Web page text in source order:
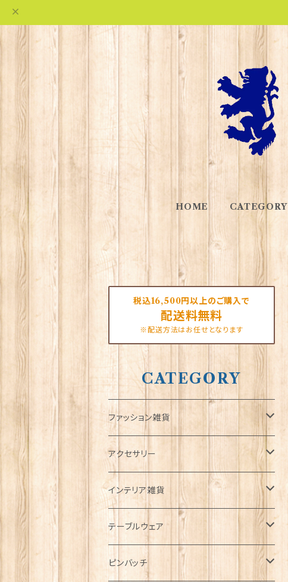
HOME CATEGORY
税込16,500円以上のご購入で
配送料無料
※配送方法はお任せとなります
CATEGORY
ファッション雑貨
タータンネクタイ
帽子
キャップ
ハンチング帽
Tシャツ
マフラー
アクセサリー
ORTAK
ブローチ
ペンダント
インテリア雑貨
インテリア置物
ラブスプーン
テーブルウェア
ティータオル
ピンバッチ